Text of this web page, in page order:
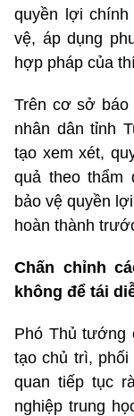
quyền lợi
vệ, áp dụng
hợp pháp của
Trên cơ sở báo
nhân dân tỉnh
tạo xem xét,
quả theo thẩm
bảo vệ quyền
hoàn thành
Chấn chỉnh
không để tái
Phó Thủ tướng
tạo chủ trì,
quan tiếp tục
nghiệp trung